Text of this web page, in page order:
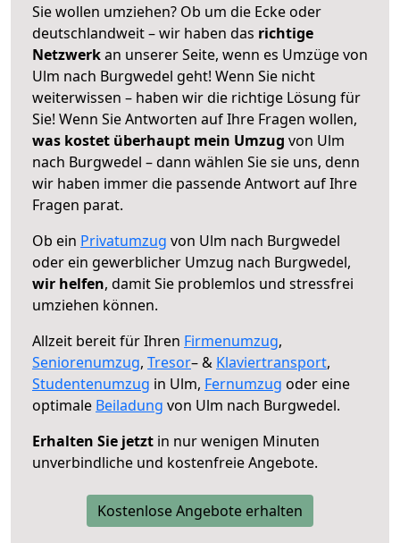
Sie wollen umziehen? Ob um die Ecke oder
deutschlandweit – wir haben das richtige
Netzwerkan unserer Seite, wenn es Umzüge von
Ulm nach Burgwedel geht! Wenn Sie nicht
weiterwissen – haben wir die richtige Lösung für
Sie! Wenn Sie Antworten auf Ihre Fragen wollen,
was kostet überhaupt mein Umzug von Ulm
nach Burgwedel – dann wählen Sie sie uns, denn
wir haben immer die passende Antwort auf Ihre
Fragen parat.
Ob ein Privatumzug von Ulm nach Burgwedel
oder ein gewerblicher Umzug nach Burgwedel,
wir helfen, damit Sie problemlos und stressfrei
umziehen können.
Allzeit bereit für Ihren Firmenumzug,
Seniorenumzug, Tresor– & Klaviertransport,
Studentenumzug in Ulm, Fernumzug oder eine
optimale Beiladung von Ulm nach Burgwedel.
Erhalten Sie jetzt in nur wenigen Minuten
unverbindliche und kostenfreie Angebote.
Kostenlose Angebote erhalten